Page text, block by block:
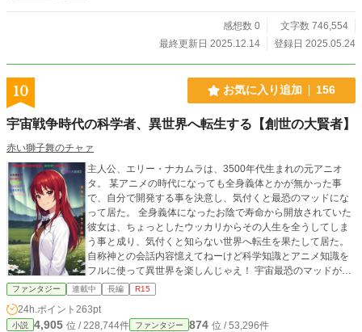
感想数 0
文字数 746,554
最終更新日 2025.12.14
登録日 2025.05.24
10 お気に入り追加 156
宇宙戦争時代の科学者、異世界へ転生する【創世の大賢者】
赤い獅子舞のチャァ
主人公、エリー・ナカムラは、3500年代生まれの元アニオ
タ。 某アニメの時代になっても全身義体とかが無かった事
で、自分で開発する事を決意し、気付くと最恐のマッドにな
って居た。 全身義体になったお陰で寿命から開放されていた
彼女は、ちょっとしたウッカリからその人生を全うしてしま
う事と成り、気付くと知らない世界へ転生を果たして居た。
自称神との会話内容憶えてねーけど科学知識とアニメ知識を
フルに使って異世界を楽しんじゃえ！ 宇宙最恐のマッドが異
世界を魔改造！ 異世界やり過ぎコメディー！
ファンタジー 連載中 長編 R15
24h.ポイント 263pt
小説 4,905 位 / 228,744件 ファンタジー 874 位 / 53,296件